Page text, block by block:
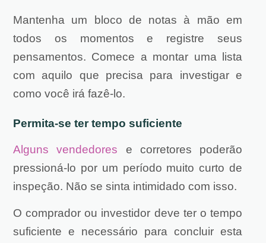
Mantenha um bloco de notas à mão em
todos os momentos e registre seus
pensamentos. Comece a montar uma lista
com aquilo que precisa para investigar e
como você irá fazê-lo.
Permita-se ter tempo suficiente
Alguns vendedores e corretores poderão
pressioná-lo por um período muito curto de
inspeção. Não se sinta intimidado com isso.
O comprador ou investidor deve ter o tempo
suficiente e necessário para concluir esta